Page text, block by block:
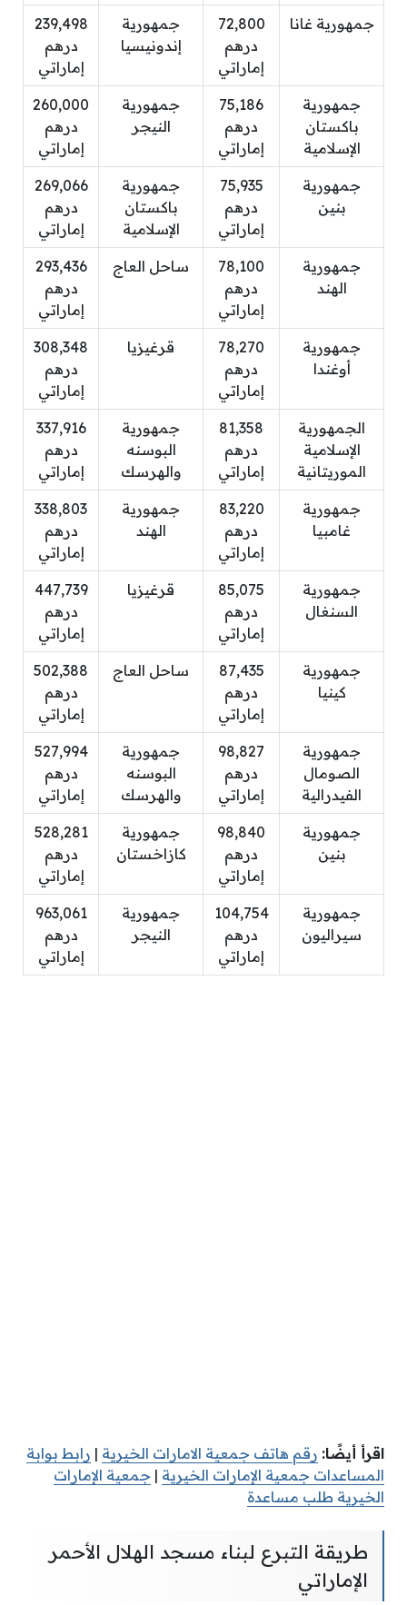
جمهورية غانا
72,800
درهم
إماراتي
جمهورية
إندونيسيا
239,498
درهم
إماراتي
جمهورية
باكستان
الإسلامية
75,186
درهم
إماراتي
جمهورية
النيجر
260,000
درهم
إماراتي
جمهورية
بنين
75,935
درهم
إماراتي
جمهورية
باكستان
الإسلامية
269,066
درهم
إماراتي
جمهورية
الهند
78,100
درهم
إماراتي
ساحل العاج
293,436
درهم
إماراتي
جمهورية
أوغندا
78,270
درهم
إماراتي
قرغيزيا
308,348
درهم
إماراتي
الجمهورية
الإسلامية
الموريتانية
81,358
درهم
إماراتي
جمهورية
البوسنه
والهرسك
337,916
درهم
إماراتي
جمهورية
غامبيا
83,220
درهم
إماراتي
جمهورية
الهند
338,803
درهم
إماراتي
جمهورية
السنغال
85,075
درهم
إماراتي
قرغيزيا
447,739
درهم
إماراتي
جمهورية
كينيا
87,435
درهم
إماراتي
ساحل العاج
502,388
درهم
إماراتي
جمهورية
الصومال
الفيدرالية
98,827
درهم
إماراتي
جمهورية
البوسنه
والهرسك
527,994
درهم
إماراتي
جمهورية
بنين
98,840
درهم
إماراتي
جمهورية
كازاخستان
528,281
درهم
إماراتي
جمهورية
سيراليون
104,754
درهم
إماراتي
جمهورية
النيجر
963,061
درهم
إماراتي
اقرأ أيضًا: رقم هاتف جمعية الامارات الخيرية | رابط بوابة
المساعدات جمعية الإمارات الخيرية | جمعية الإمارات
الخيرية طلب مساعدة
طريقة التبرع لبناء مسجد الهلال الأحمر
الإماراتي